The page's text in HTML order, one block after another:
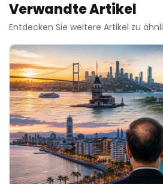
Verwandte Artikel
Entdecken Sie weitere Artikel zu